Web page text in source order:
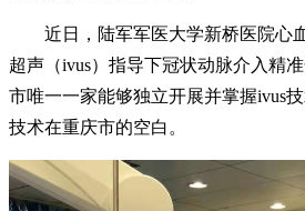
近日，陆军军医大学新桥医院心
超声（ivus）指导下冠状动脉介入精
市唯一一家能够独立开展并掌握ivus
技术在重庆市的空白。